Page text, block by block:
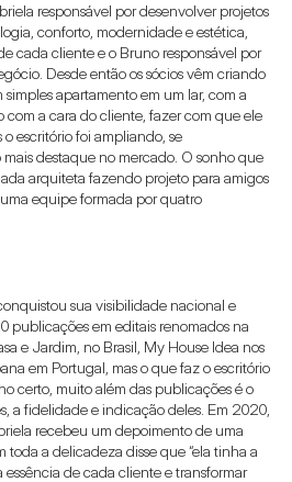
responsável por desenvolver projetos
conforto, modernidade e estética,
cada cliente e o Bruno responsável por
Desde então os sócios vêm criando
apartamento em um lar, com a
com a cara do cliente, fazer com que ele
o escritório foi ampliando, se
destaque no mercado. O sonho que
arquiteta fazendo projeto para amigos
equipe formada por quatro
sua visibilidade nacional e
publicações em editais renomados na
e Jardim, no Brasil, My House Idea nos
em Portugal, mas o que faz o escritório
certo, muito além das publicações é o
a fidelidade e indicação deles. Em 2020,
recebeu um depoimento de uma
a delicadeza disse que “ela tinha a
de cada cliente e transformar